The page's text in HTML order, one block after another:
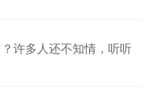
许多人还不知情，听听